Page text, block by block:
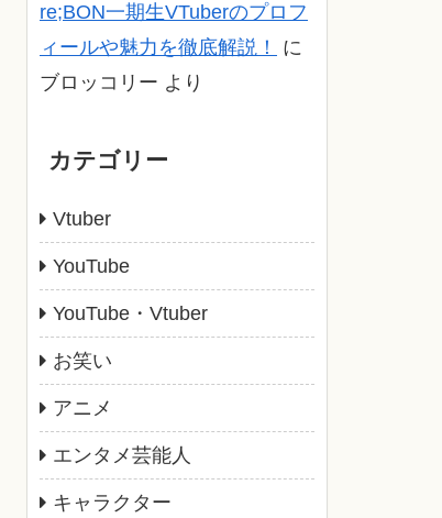
re;BON一期生VTuberのプロフ
ィールや魅力を徹底解説！
に
ブロッコリー より
カテゴリー
Vtuber
YouTube
YouTube・Vtuber
お笑い
アニメ
エンタメ芸能人
キャラクター